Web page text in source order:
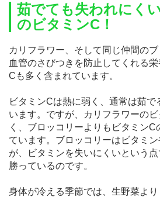
茹でても失われにく
のビタミンC！
カリフラワー、そして同じ仲間のブ
血管のさびつきを防止してくれる
Cも多く含まれています。
ビタミンCは熱に弱く、通常は茹で
います。ですが、カリフラワーの
く、ブロッコリーよりもビタミン
ています。ブロッコリーはビタミ
が、ビタミンを失いにくいという
勝っているのです。
身体が冷える季節では、生野菜よ